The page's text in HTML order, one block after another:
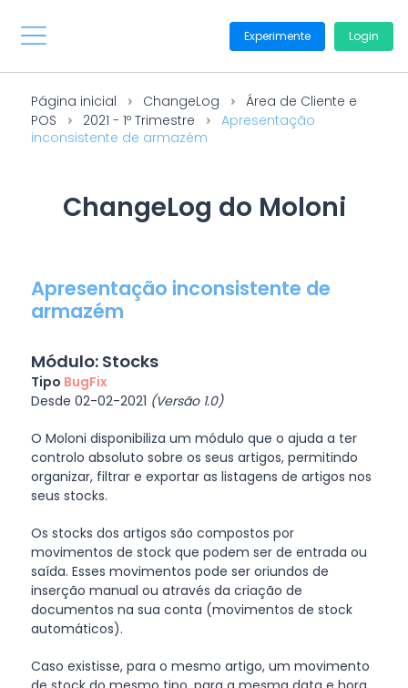
Experimente Login
Página inicial ChangeLog
Área de Cliente e
POS
2021 - 1º Trimestre
Apresentação
inconsistente de armazém
ChangeLog do Moloni
Apresentação inconsistente de
armazém
Módulo: Stocks
Tipo BugFix
Desde 02-02-2021 (Versão 1.0)
O Moloni disponibiliza um módulo que o ajuda a ter
controlo absoluto sobre os seus artigos, permitindo
organizar, filtrar e exportar as listagens de artigos nos
seus stocks.
Os stocks dos artigos são compostos por
movimentos de stock que podem ser de entrada ou
saída. Esses movimentos pode ser oriundos de
inserção manual ou através da criação de
documentos na sua conta (movimentos de stock
automáticos).
Caso existisse, para o mesmo artigo, um movimento